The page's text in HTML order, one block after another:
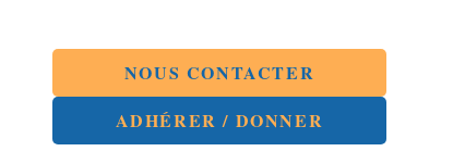
NOUS CONTACTER
ADHÉRER / DONNER